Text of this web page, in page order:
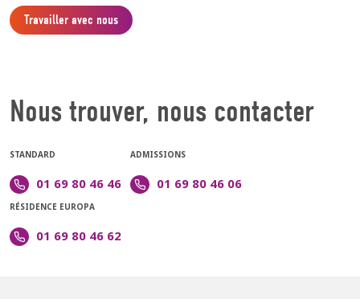
Travailler avec nous
Nous trouver, nous contacter
STANDARD
01 69 80 46 46
ADMISSIONS
01 69 80 46 06
RÉSIDENCE EUROPA
01 69 80 46 62